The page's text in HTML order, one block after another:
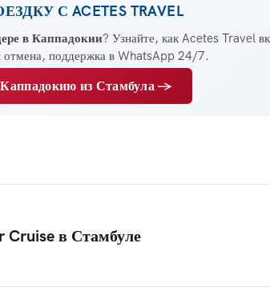
С ACETES TRAVEL
в Каппадокии? Узнайте, как Acetes Travel
отмена, поддержка в WhatsApp 24/7.
из Стамбула →
Cruise в Стамбуле